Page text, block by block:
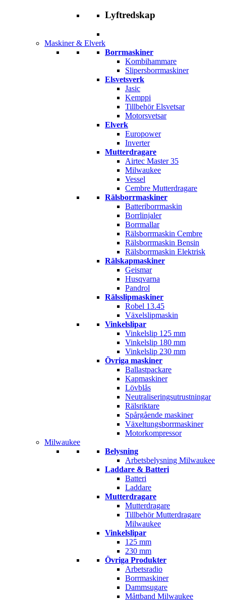
Lyftredskap
Maskiner & Elverk
Borrmaskiner
Kombihammare
Slipersborrmaskiner
Elsvetsverk
Jasic
Kemppi
Tillbehör Elsvetsar
Motorsvetsar
Elverk
Europower
Inverter
Mutterdragare
Airtec Master 35
Milwaukee
Vessel
Cembre Mutterdragare
Rälsborrmaskiner
Batteriborrmaskin
Borrlinjaler
Borrmallar
Rälsborrmaskin Cembre
Rälsborrmaskin Bensin
Rälsborrmaskin Elektrisk
Rälskapmaskiner
Geismar
Husqvarna
Pandrol
Rälsslipmaskiner
Robel 13.45
Växelslipmaskin
Vinkelslipar
Vinkelslip 125 mm
Vinkelslip 180 mm
Vinkelslip 230 mm
Övriga maskiner
Ballastpackare
Kapmaskiner
Lövblås
Neutraliseringsutrustningar
Rälsriktare
Spårgående maskiner
Växeltungsborrmaskiner
Motorkompressor
Milwaukee
Belysning
Arbetsbelysning Milwaukee
Laddare & Batteri
Batteri
Laddare
Mutterdragare
Mutterdragare
Tillbehör Mutterdragare
Milwaukee
Vinkelslipar
125 mm
230 mm
Övriga Produkter
Arbetsradio
Borrmaskiner
Dammsugare
Måttband Milwaukee